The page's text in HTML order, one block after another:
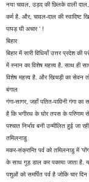
नया चावल, उड़द की छिलके वाली
कर्म है. और, चावल-दाल की स्वादिष्ट
पापड़ घी अचार ’ !
बिहार
बिहार में सारी विधियाँ उत्तर प्रदेश
में स्नान का विशेष महत्त्व है. साथ ही
विशेष महत्त्व है. और खिचड़ी का सेवन
बंगाल
गंगा-सागर, जहाँ पतित-पाविनी गंगा
है कि भगीरथ के घोर तपस के परिणाम से
पश्चात निर्भाव बनी उन्मीलित हुई जा
तमिलनाडु
मकर-संक्रान्ति पर्व को तमिलनाडु में
के साथ गुड़ डाल कर पकाया जाता है.
पशुओं को समर्पित पर्व है जोकि चार